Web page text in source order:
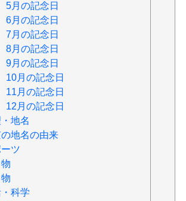
5月の記念日
6月の記念日
7月の記念日
8月の記念日
9月の記念日
10月の記念日
11月の記念日
12月の記念日
地名
地名の由来
ツ
科学